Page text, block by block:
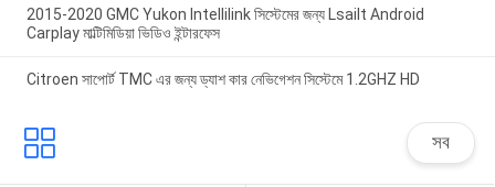
2015-2020 GMC Yukon Intellilink সিস্টেমের জন্য Lsailt Android
Carplay মাল্টিমিডিয়া ভিডিও ইন্টারফেস
Citroen সাপোর্ট TMC এর জন্য ড্যাশ কার নেভিগেশন সিস্টেমে 1.2GHZ HD
সব